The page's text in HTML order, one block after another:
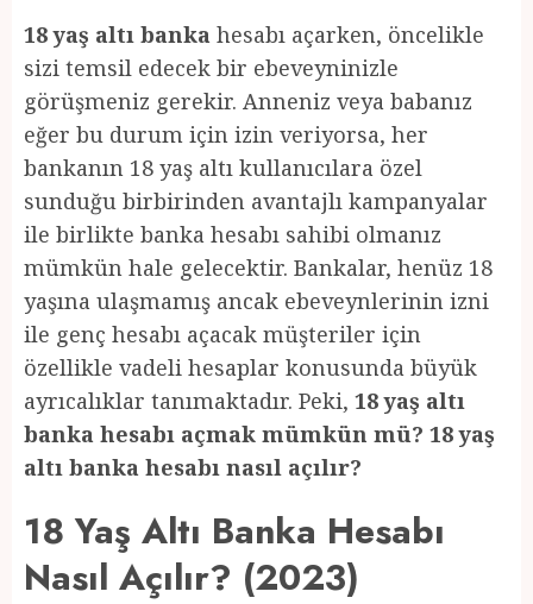
18 yaş altı banka hesabı açarken, öncelikle
sizi temsil edecek bir ebeveyninizle
görüşmeniz gerekir. Anneniz veya babanız
eğer bu durum için izin veriyorsa, her
bankanın 18 yaş altı kullanıcılara özel
sunduğu birbirinden avantajlı kampanyalar
ile birlikte banka hesabı sahibi olmanız
mümkün hale gelecektir. Bankalar, henüz 18
yaşına ulaşmamış ancak ebeveynlerinin izni
ile genç hesabı açacak müşteriler için
özellikle vadeli hesaplar konusunda büyük
ayrıcalıklar tanımaktadır. Peki, 18 yaş altı
banka hesabı açmak mümkün mü? 18 yaş
altı banka hesabı nasıl açılır?
18 Yaş Altı Banka Hesabı
Nasıl Açılır? (2023)